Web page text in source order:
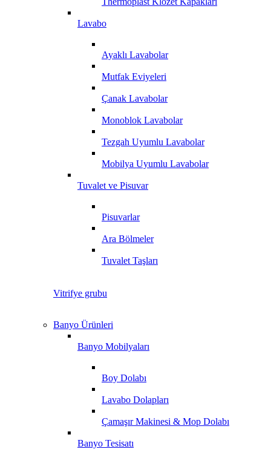
Lavabo
Ayaklı Lavabolar
Mutfak Eviyeleri
Çanak Lavabolar
Monoblok Lavabolar
Tezgah Uyumlu Lavabolar
Mobilya Uyumlu Lavabolar
Tuvalet ve Pisuvar
Pisuvarlar
Ara Bölmeler
Tuvalet Taşları
Vitrifye grubu
Banyo Ürünleri
Banyo Mobilyaları
Boy Dolabı
Lavabo Dolapları
Çamaşır Makinesi & Mop Dolabı
Banyo Tesisatı